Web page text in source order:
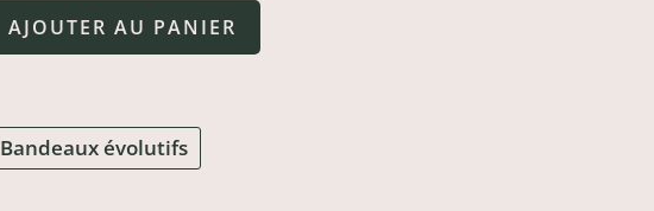
AJOUTER AU PANIER
Bandeaux évolutifs